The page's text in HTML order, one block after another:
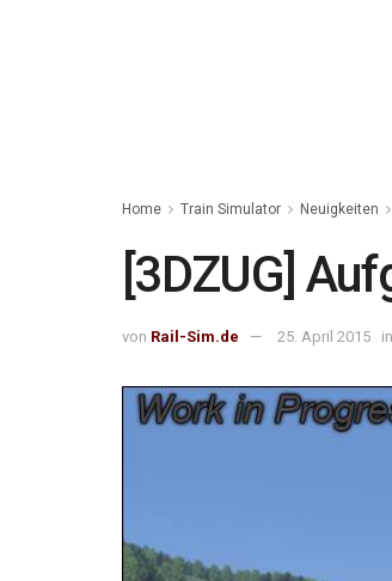
Home Train Simulator Neuigkeiten
[3DZUG]
von Rail-Sim.de 25. April 2015 in